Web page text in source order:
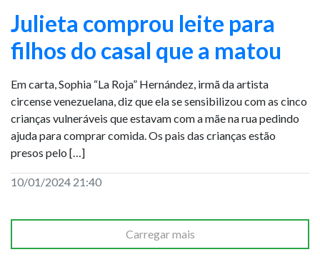
Julieta comprou leite para
filhos do casal que a matou
Em carta, Sophia “La Roja” Hernández, irmã da artista
circense venezuelana, diz que ela se sensibilizou com as cinco
crianças vulneráveis que estavam com a mãe na rua pedindo
ajuda para comprar comida. Os pais das crianças estão
presos pelo […]
10/01/2024 21:40
Carregar mais